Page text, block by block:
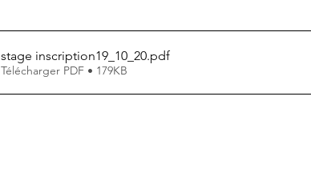
stage inscription19_10_20.pdf
Télécharger PDF • 179KB